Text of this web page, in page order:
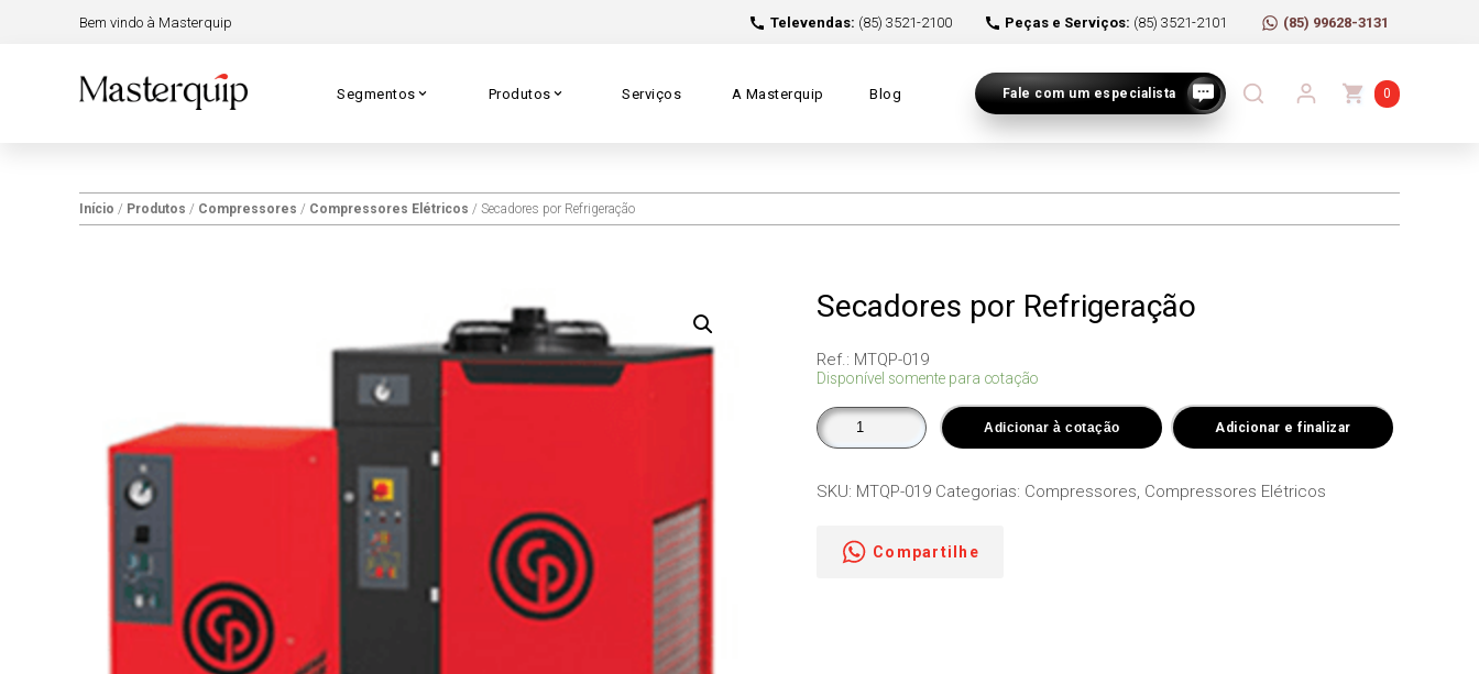
Bem vindo à Masterquip Televendas: (85) 3521-2100 Peças e Serviços: (85) 3521-2101 (85) 99628-3131
Segmentos Produtos Serviços A Masterquip Blog Fale com um especialista 0
Início / Produtos / Compressores / Compressores Elétricos / Secadores por Refrigeração
Secadores por Refrigeração
Ref.: MTQP-019
Disponível somente para cotação
Secadores
por
Refrigeração
Adicionar à cotação Adicionar e finalizar
SKU: MTQP-019 Categorias: Compressores Compressores Elétricos
Compartilhe